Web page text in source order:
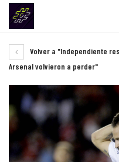
Volver a "Independiente
Arsenal volvieron a perder"